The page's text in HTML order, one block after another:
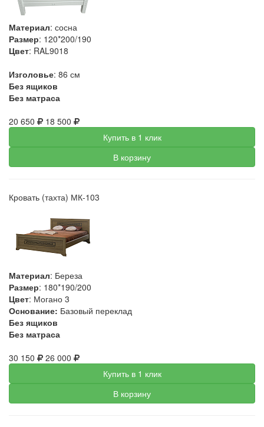
Материал: сосна
Размер: 120*200/190
Цвет: RAL9018
Изголовье: 86 см
Без ящиков
Без матраса
20 650
18 500
Купить в 1 клик
В корзину
Кровать (тахта) МК-103
Материал: Береза
Размер: 180*190/200
Цвет: Могано 3
Основание: Базовый переклад
Без ящиков
Без матраса
30 150
26 000
Купить в 1 клик
В корзину